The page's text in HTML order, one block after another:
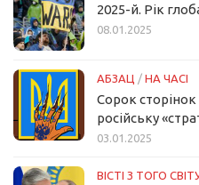
2025-й. Рік
08.01.2025
АБЗАЦ / НА ЧАСІ
Сорок сторінок
російську
03.01.2025
ВІСТІ З ТОГО